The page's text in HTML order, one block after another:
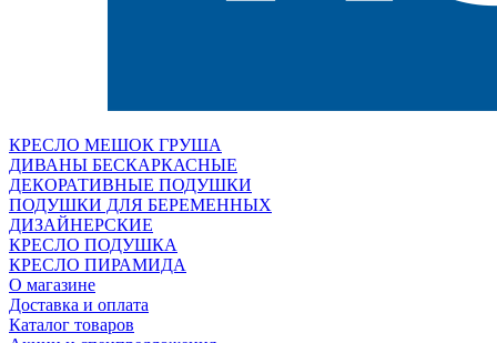
КРЕСЛО МЕШОК ГРУША
ДИВАНЫ БЕСКАРКАСНЫЕ
ДЕКОРАТИВНЫЕ ПОДУШКИ
ПОДУШКИ ДЛЯ БЕРЕМЕННЫХ
ДИЗАЙНЕРСКИЕ
КРЕСЛО ПОДУШКА
КРЕСЛО ПИРАМИДА
О магазине
Доставка и оплата
Каталог товаров